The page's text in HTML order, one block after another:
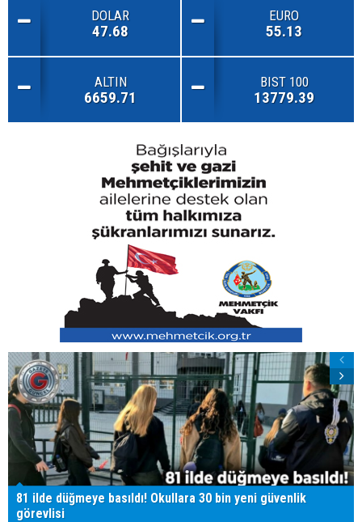
DOLAR
47.68
EURO
55.13
ALTIN
6659.71
BIST 100
13779.39
81 ilde düğmeye basıldı! Okullara 30 bin yeni güvenlik
görevlisi